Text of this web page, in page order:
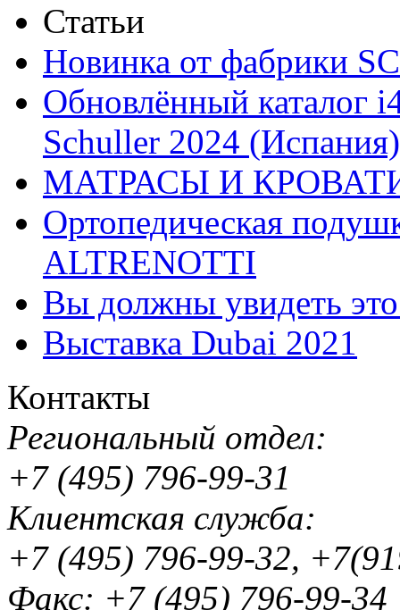
Статьи
Новинка от фабрики
Обновлённый каталог
Schuller 2024 (Испания)
МАТРАСЫ И
Ортопедическая
ALTRENOTTI
Вы должны увидеть
Выставка Dubai 2021
Контакты
Региональный отдел:
+7 (495) 796-99-31
Клиентская служба:
+7 (495) 796-99-32,
Факс: +7 (495) 796-99-34